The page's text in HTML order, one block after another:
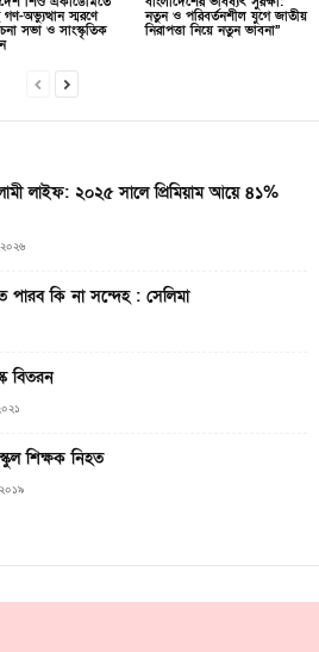
অভ্যুত্থান স্মরণে
সভা ও সাংস্কৃতিক
নতুন ও পরিবর্তনশীল যুগে জাতীয়
নিরাপত্তা নিয়ে নতুন ভাবনা”
লাইফ: ২০২৫ সালে প্রিমিয়াম আয়ে ৪১%
পারব কি না সন্দেহ : সেলিমা
বিতরন
শিক্ষক নিহত